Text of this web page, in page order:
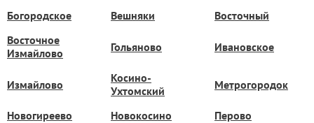
Богородское Вешняки
Восточный
Восточное
Измайлово
Гольяново Ивановское
Измайлово
Косино-
Ухтомский
Метрогородок
Новогиреево Новокосино Перово